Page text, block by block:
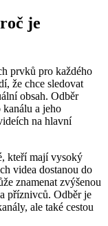
je
prvků pro každého
že chce sledovat
obsah. Odběr
a jeho
na hlavní
kteří mají vysoký
videa dostanou do
znamenat zvýšenou
příznivců. Odběr je
ale také cestou